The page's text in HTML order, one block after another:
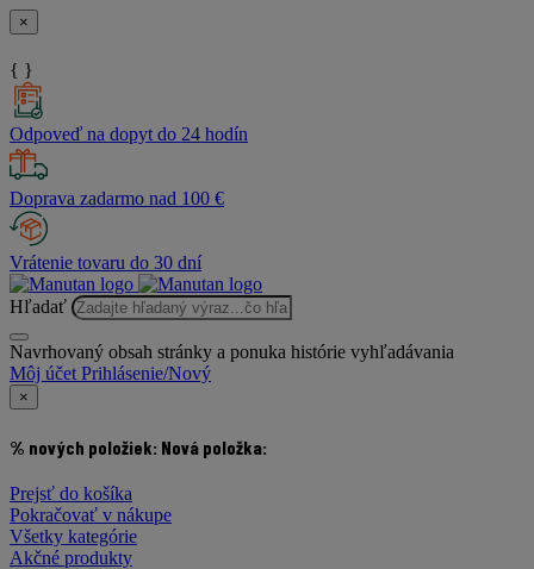
×
{ }
Odpoveď na dopyt do 24 hodín
Doprava zadarmo nad 100 €
Vrátenie tovaru do 30 dní
Hľadať
Navrhovaný obsah stránky a ponuka histórie vyhľadávania
Môj účet Prihlásenie/Nový
×
% nových položiek: Nová položka:
Prejsť do košíka
Pokračovať v nákupe
Všetky kategórie
Akčné produkty